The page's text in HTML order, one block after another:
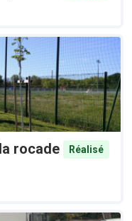
rocade
Réalisé